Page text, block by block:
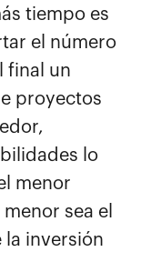
tiempo es
el número
final un
proyectos
lo
menor
sea el
la inversión